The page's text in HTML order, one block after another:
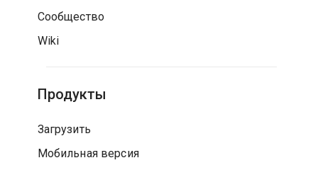
Сообщество
Wiki
Продукты
Загрузить
Мобильная версия